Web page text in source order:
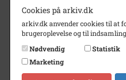
Type
Beskrivelse
Cookies på arkiv.dk
arkiv.dk anvender cookies til at
brugeroplevelse og til
Nødvendig
Statistik
Marketing